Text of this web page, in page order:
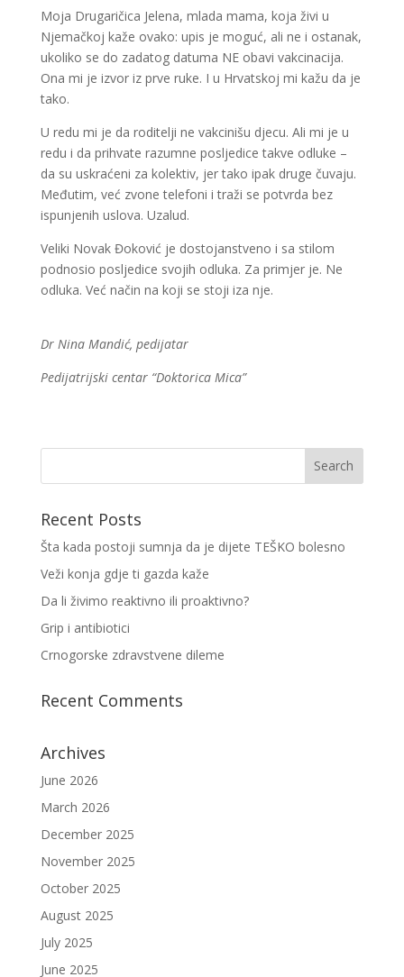
Moja Drugaričica Jelena, mlada mama, koja živi u
Njemačkoj kaže ovako: upis je moguć, ali ne i ostanak,
ukoliko se do zadatog datuma NE obavi vakcinacija.
Ona mi je izvor iz prve ruke. I u Hrvatskoj mi kažu da je
tako.
U redu mi je da roditelji ne vakcinišu djecu. Ali mi je u
redu i da prihvate razumne posljedice takve odluke –
da su uskraćeni za kolektiv, jer tako ipak druge čuvaju.
Međutim, već zvone telefoni i traži se potvrda bez
ispunjenih uslova. Uzalud.
Veliki Novak Đoković je dostojanstveno i sa stilom
podnosio posljedice svojih odluka. Za primjer je. Ne
odluka. Već način na koji se stoji iza nje.
Dr Nina Mandić, pedijatar
Pedijatrijski centar “Doktorica Mica”
Recent Posts
Šta kada postoji sumnja da je dijete TEŠKO bolesno
Veži konja gdje ti gazda kaže
Da li živimo reaktivno ili proaktivno?
Grip i antibiotici
Crnogorske zdravstvene dileme
Recent Comments
Archives
June 2026
March 2026
December 2025
November 2025
October 2025
August 2025
July 2025
June 2025